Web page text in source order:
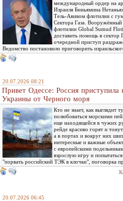
международный ордер на
Израиля Биньямина
Тель-Авивом флотилии с
Сектора Газа. Вооружённый
флотилии Global Sumud
доставить помощь в сектор
очередной приступ
Ведомство постановило приговорить
20.07.2026 08:21
Привет Одессе: Россия приступила
Украины от Черного моря
Кто не знает, как выглядит
полюбоваться морскими
еще находящейся в чужих
рейде красиво горят и
а в портах и вокруг них
интересные и важные
с европейскими
взрослую игру и
"порвать российский ТЭК в клочки", поговорка
20.07.2026 06:45